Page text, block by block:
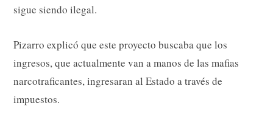
sigue siendo ilegal.
Pizarro explicó que este proyecto buscaba que los
ingresos, que actualmente van a manos de las mafias
narcotraficantes, ingresaran al Estado a través de
impuestos.